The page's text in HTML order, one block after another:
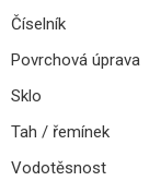
Číselník
Povrchová úprava
Sklo
Tah / řemínek
Vodotěsnost